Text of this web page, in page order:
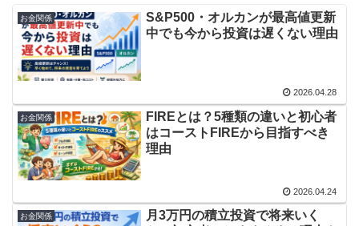
お金関係
S&P500・オルカンが最高値更新
中でも今から投資は遅くない理由
2026.04.28
お金関係
FIREとは？5種類の違いと初心者
はコーストFIREから目指すべき
理由
2026.04.24
お金関係
月3万円の積立投資で将来いく